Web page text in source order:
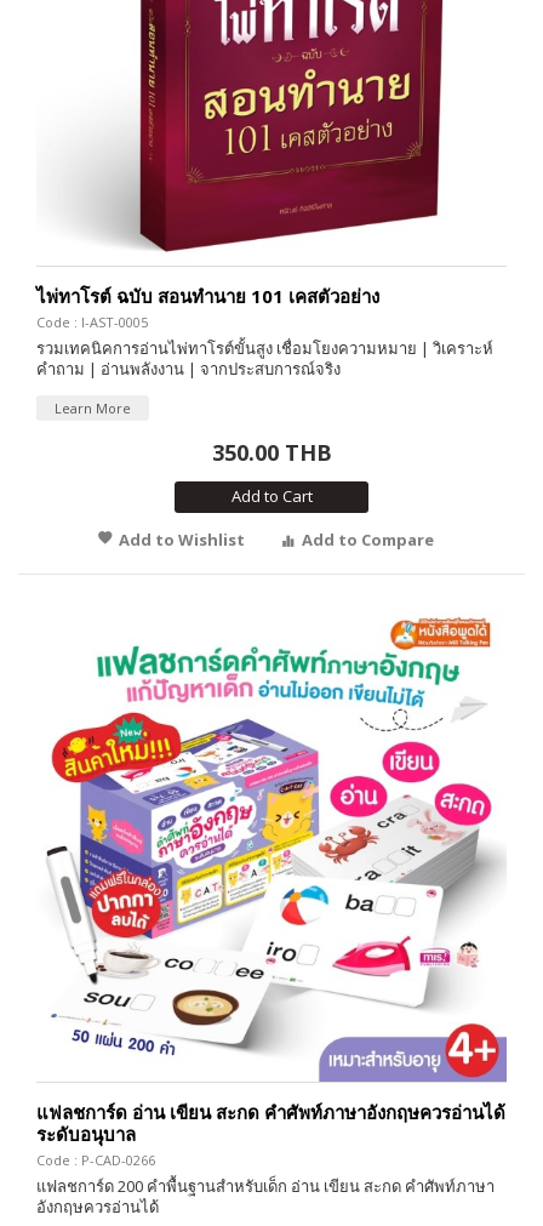
ไพ่ทาโรต์ ฉบับ สอนทำนาย 101 เคสตัวอย่าง
Code : I-AST-0005
รวมเทคนิคการอ่านไพ่ทาโรต์ขั้นสูง เชื่อมโยงความหมาย | วิเคราะห์
คำถาม | อ่านพลังงาน | จากประสบการณ์จริง
Learn More
350.00 THB
Add to Cart
Add to Wishlist
Add to Compare
แฟลชการ์ด อ่าน เขียน สะกด คำศัพท์ภาษาอังกฤษควรอ่านได้
ระดับอนุบาล
Code : P-CAD-0266
แฟลชการ์ด 200 คำพื้นฐานสำหรับเด็ก อ่าน เขียน สะกด คำศัพท์ภาษา
อังกฤษควรอ่านได้